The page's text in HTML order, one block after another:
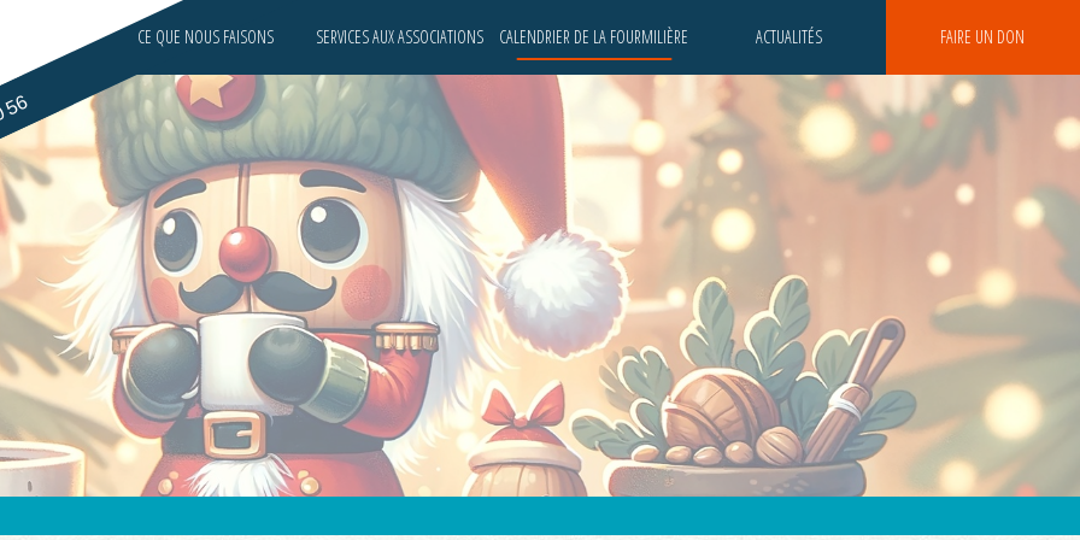
CE QUE NOUS FAISONS SERVICES AUX ASSOCIATIONS CALENDRIER DE LA FOURMILIÈRE ACTUALITÉS FAIRE UN DON